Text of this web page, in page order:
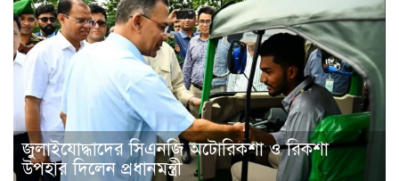
জুলাইযোদ্ধাদের সিএনজি অটোরিকশা ও রিকশা
উপহার দিলেন প্রধানমন্ত্রী